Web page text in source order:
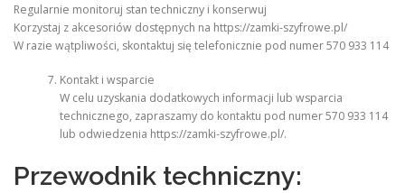
Regularnie monitoruj stan techniczny i konserwuj
Korzystaj z akcesoriów dostępnych na https://zamki-szyfrowe.pl/
W razie wątpliwości, skontaktuj się telefonicznie pod numer 570 933 114
Kontakt i wsparcie
W celu uzyskania dodatkowych informacji lub wsparcia
technicznego, zapraszamy do kontaktu pod numer 570 933 114
lub odwiedzenia https://zamki-szyfrowe.pl/.
Przewodnik techniczny: